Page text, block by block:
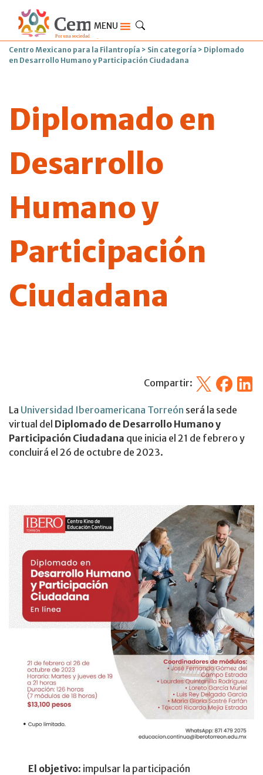
MENU
Centro Mexicano para la Filantropía > Sin categoría > Diplomado
en Desarrollo Humano y Participación Ciudadana
Diplomado en
Desarrollo
Humano y
Participación
Ciudadana
Compartir: X Facebook
La Universidad Iberoamericana Torreón será la sede
virtual del Diplomado de Desarrollo Humano y
Participación Ciudadana que inicia el 21 de febrero y
concluirá el 26 de octubre de 2023.
El objetivo: impulsar la participación